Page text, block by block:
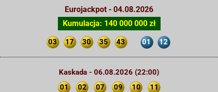
Eurojackpot - 04.08.2026
Kumulacja: 140 000 000 zł
03 17 30 35 43 01 12
Kaskada - 06.08.2026 (22:00)
01
02 07 09 10
11